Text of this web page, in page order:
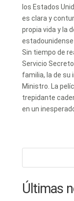
los Estados
es clara y
propia vida y la
Sin tiempo de
Servicio
familia, la de su
Ministro. La
trepidante
en un
Últimas